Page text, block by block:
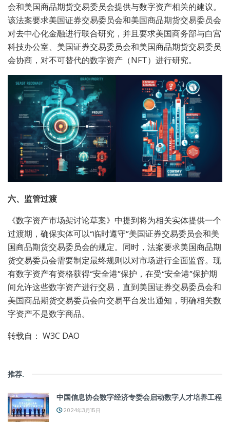
会和美国商品期货交易委员会提供与数字资产相关的建议。
该法案要求美国证券交易委员会和美国商品期货交易委员会
对去中心化金融进行联合研究，并且要求美国商务部与白宫
科技办公室、美国证券交易委员会和美国商品期货交易委员
会协商，对不可替代的数字资产（NFT）进行研究。
六、监管过渡
《数字资产市场架讨论草案》中提到将为相关实体提供一个
过渡期，确保实体可以“临时遵守”美国证券交易委员会和美
国商品期货交易委员会的规定。同时，法案要求美国商品期
货交易委员会需要制定最终规则以对市场进行全面监督。现
有数字资产有资格获得“安全港”保护，在受“安全港”保护期
间允许这些数字资产进行交易，直到美国证券交易委员会和
美国商品期货交易委员会向交易平台发出通知，明确相关数
字资产不是数字商品。
转载自： W3C DAO
推荐.
中国信息协会数字经济专委会启动数字人才培养工程
2024年3月15日